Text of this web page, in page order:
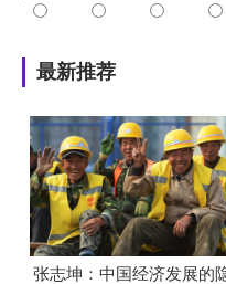
最新推荐
张志坤：中国经济发展的